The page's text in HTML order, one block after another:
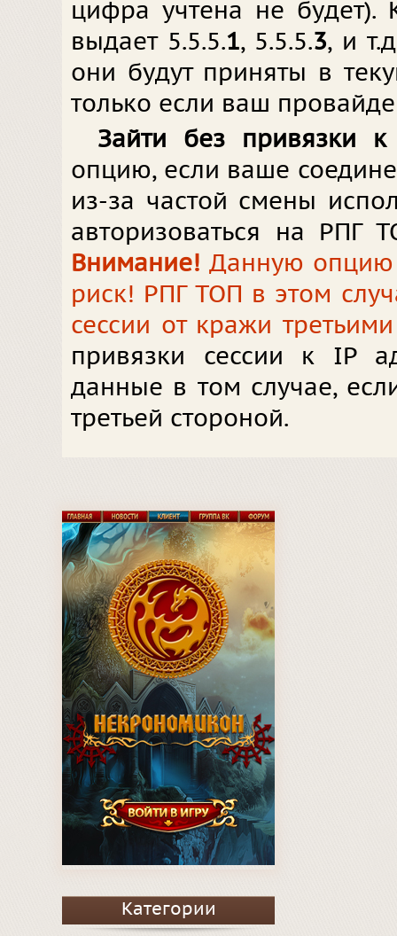
цифра учтена не
выдает 5.5.5.1, 5.5.5.3, и
они будут приняты в
только если ваш
Зайти без привязки
опцию, если ваше
из-за частой смены
авторизоваться на РПГ
Внимание! Данную опцию
риск! РПГ ТОП в этом
сессии от кражи
привязки сессии к IP
данные в том случае,
третьей стороной.
Категории